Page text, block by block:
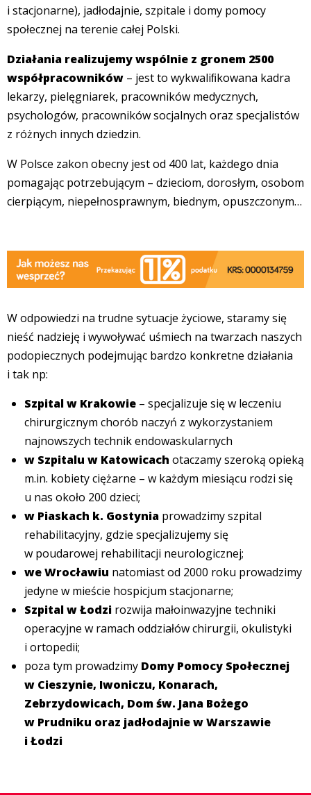
i stacjonarne), jadłodajnie, szpitale i domy pomocy
społecznej na terenie całej Polski.
Działania realizujemy wspólnie z gronem 2500
współpracowników – jest to wykwaliﬁkowana kadra
lekarzy, pielęgniarek, pracowników medycznych,
psychologów, pracowników socjalnych oraz specjalistów
z różnych innych dziedzin.
W Polsce zakon obecny jest od 400 lat, każdego dnia
pomagając potrzebującym – dzieciom, dorosłym, osobom
cierpiącym, niepełnosprawnym, biednym, opuszczonym…
W odpowiedzi na trudne sytuacje życiowe, staramy się
nieść nadzieję i wywoływać uśmiech na twarzach naszych
podopiecznych podejmując bardzo konkretne działania
i tak np:
Szpital w Krakowie – specjalizuje się w leczeniu
chirurgicznym chorób naczyń z wykorzystaniem
najnowszych technik endowaskularnych
w Szpitalu w Katowicach otaczamy szeroką opieką
m.in. kobiety ciężarne – w każdym miesiącu rodzi się
u nas około 200 dzieci;
w Piaskach k. Gostynia prowadzimy szpital
rehabilitacyjny, gdzie specjalizujemy się
w poudarowej rehabilitacji neurologicznej;
we Wrocławiu natomiast od 2000 roku prowadzimy
jedyne w mieście hospicjum stacjonarne;
Szpital w Łodzi rozwija małoinwazyjne techniki
operacyjne w ramach oddziałów chirurgii, okulistyki
i ortopedii;
poza tym prowadzimy Domy Pomocy Społecznej
w Cieszynie, Iwoniczu, Konarach,
Zebrzydowicach, Dom św. Jana Bożego
w Prudniku oraz jadłodajnie w Warszawie
i Łodzi